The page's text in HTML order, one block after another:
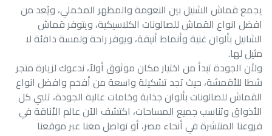
يجمع قماش الشنيل بين النعومة والمظهر المخملي، ويُعد من
افضل انواع القماش للصالونات الكلاسيكية، ويتوفر قماش
الشانيل بألوان غنية وأنماط أنيقة، ويوفر راحة ولمسة دافئة لا
مثيل لها.
ولأن الجودة تبدأ من اختيار مكان موثوق أولاً، ندعوك لزيارة متجر
شطا للأقمشة، حيث تجد تشكيلة واسعة من أفخم وافضل انواع
القماش للصالونات بألوان جذابة وخامات عالية الجودة، تلبي كل
الأذواق وتناسب جميع المساحات، اكتشف الآن عالم الأناقة في
فروعنا المنتشرة في أنحاء مصر، أو تواصل معنا عبر موقعنا